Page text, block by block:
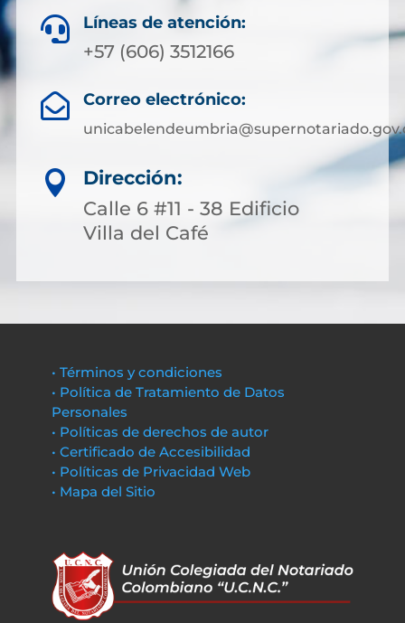
 Líneas de atención:
+57 (606) 3512166
 Correo electrónico:

Dirección:
Calle 6 #11 - 38 Edificio
Villa del Café
• Términos y condiciones
• Política de Tratamiento de Datos
Personales
• Políticas de derechos de autor
• Certificado de Accesibilidad
• Políticas de Privacidad Web
• Mapa del Sitio